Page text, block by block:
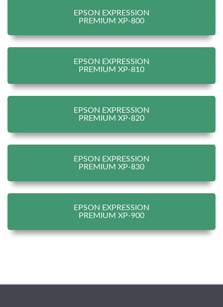
EPSON EXPRESSION
PREMIUM XP-800
EPSON EXPRESSION
PREMIUM XP-810
EPSON EXPRESSION
PREMIUM XP-820
EPSON EXPRESSION
PREMIUM XP-830
EPSON EXPRESSION
PREMIUM XP-900